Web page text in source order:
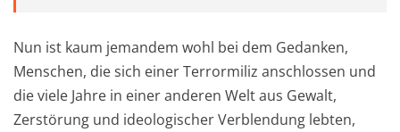
Nun ist kaum jemandem wohl bei dem Gedanken,
Menschen, die sich einer Terrormiliz anschlossen und
die viele Jahre in einer anderen Welt aus Gewalt,
Zerstörung und ideologischer Verblendung lebten,